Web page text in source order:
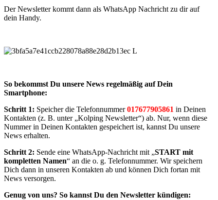
Der Newsletter kommt dann als WhatsApp Nachricht zu dir auf
dein Handy.
So bekommst Du unsere News regelmäßig auf Dein
Smartphone:
Schritt 1: Speicher die Telefonnummer017677905861 in Deinen
Kontakten (z. B. unter „Kolping Newsletter“) ab. Nur, wenn diese
Nummer in Deinen Kontakten gespeichert ist, kannst Du unsere
News erhalten.
Schritt 2: Sende eine WhatsApp-Nachricht mit „START mit
kompletten Namen“ an die o. g. Telefonnummer. Wir speichern
Dich dann in unseren Kontakten ab und können Dich fortan mit
News versorgen.
Genug von uns? So kannst Du den Newsletter kündigen: